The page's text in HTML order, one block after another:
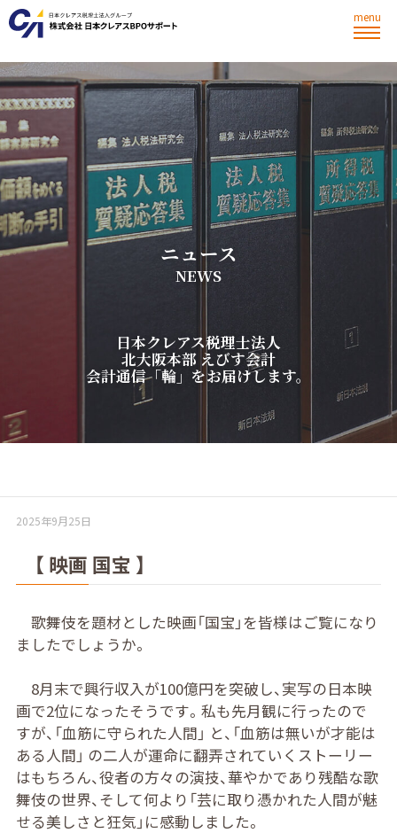
menu
ニュース
NEWS
日本ク レアス税理士法人
北大阪本部 えびす会計
会計通信「輪 」 をお届けします。
2025年9月25日
【 映画 国宝 】
歌舞伎を題材とした映画「国宝」を皆様はご覧になり
ましたでしょうか。
8月末で興行収入が100億円を突破し、実写の日本映
画で2位になったそうです。私も先月観に行ったので
すが、「血筋に守られた人間」 と、「血筋は無いが才能は
ある人間」 の二人が運命に翻弄されていくストーリー
はもちろん、役者の方々の演技、華やかであり残酷な歌
舞伎の世界、そして何より「芸に取り憑かれた人間が魅
せる美しさと狂気」に感動しました。